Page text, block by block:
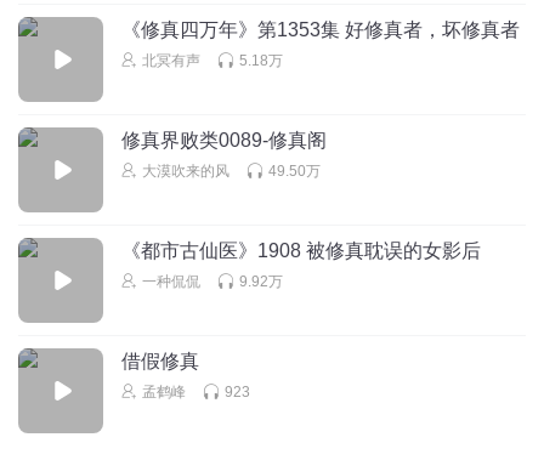
《修真四万年》第1353集 好修真者，坏修真者
北冥有声 5.18万
修真界败类0089-修真阁
大漠吹来的风 49.50万
《都市古仙医》1908 被修真耽误的女影后
一种侃侃 9.92万
借假修真
孟鹤峰 923